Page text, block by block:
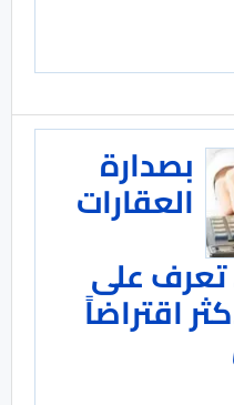
بصدارة
العقارات
تعرف على
اقتراضاً